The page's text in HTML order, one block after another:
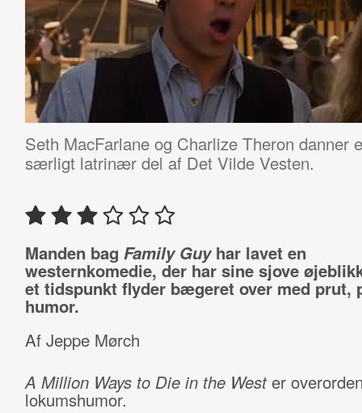
Seth MacFarlane og Charlize Theron danner
særligt latrinær del af Det Vilde Vesten.
Manden bag Family Guyhar lavet en
westernkomedie, der har sine sjove
et tidspunkt flyder bægeret over med prut,
humor.
Af Jeppe Mørch
A Million Ways to Die in the Wester
lokumshumor.